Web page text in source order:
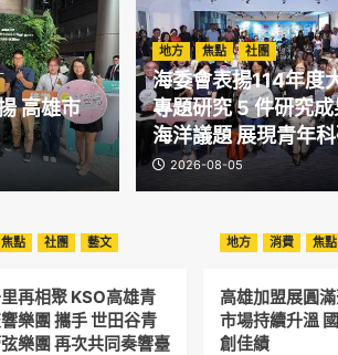
勞工局深愛築夢
者在各領域發光
高雄市
地方 焦點 社團
海委會表揚114年度
專題研究 5 件研究
海洋議題 展現青年
2026-08-05
焦點 社團 藝文
再相聚 KSO高雄青
樂團 攜手 世田谷青
樂團 再次共同奏響臺
地方 消費 焦點
高雄加盟展圓
市場持續升溫
創佳績